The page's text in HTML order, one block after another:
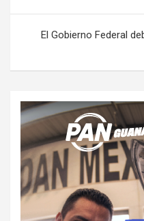
entradas
El Gobierno Federal